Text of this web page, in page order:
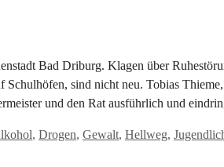
Bad Driburg. Klagen über
sind nicht neu. Tobias
und den Rat ausführlich und
, Drogen, Gewalt, Hellweg,